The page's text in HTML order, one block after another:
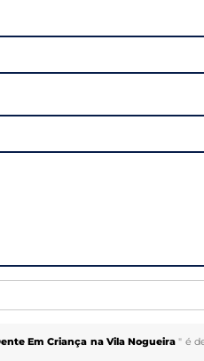
Em Criança na Vila Nogueira" é